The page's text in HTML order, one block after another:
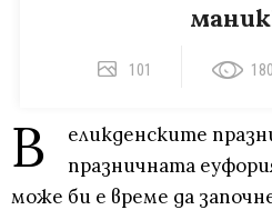
101
В
еликденските
празничната
може би е време да